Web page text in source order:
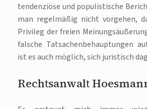
tendenziöse und populistische
man regelmäßig nicht vorgehen,
Privileg der freien
falsche Tatsachenbehauptungen
ist es auch möglich, sich juristisch
Rechtsanwalt